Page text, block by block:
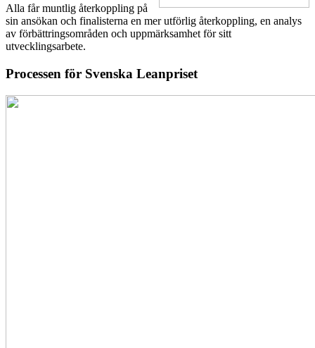
Alla får muntlig återkoppling på
sin ansökan och finalisterna en mer utförlig återkoppling, en analys
av förbättringsområden och uppmärksamhet för sitt
utvecklingsarbete.
Processen för Svenska Leanpriset